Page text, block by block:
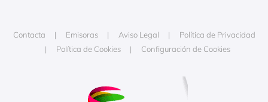
Contacta Emisoras Aviso Legal
Política de Privacidad
Política de Cookies
Configuración de Cookies